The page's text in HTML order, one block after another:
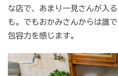
な店で、あまり一見さんが入
も。でもおかみさんからは誰
包容力を感じます。